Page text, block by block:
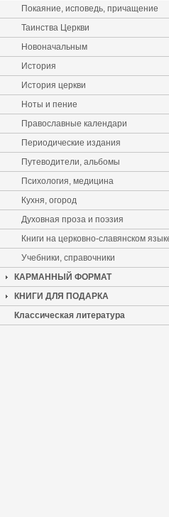
Покаяние, исповедь, причащение
Таинства Церкви
Новоначальным
История
История церкви
Ноты и пение
Православные календари
Периодические издания
Путеводители, альбомы
Психология, медицина
Кухня, огород
Духовная проза и поэзия
Книги на церковно-славянском
Учебники, справочники
КАРМАННЫЙ ФОРМАТ
КНИГИ ДЛЯ ПОДАРКА
Классическая литература